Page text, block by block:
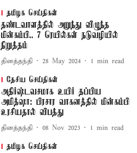
தமிழக செய்திகள்
தண்டவாளத்தில் அறுந்து விழுந்த
மின்கம்பி.. 7 ரெயில்கள் நடுவழியில்
நிறுத்தம்
தினத்தந்தி 28 May 2024 1 min read
தேசிய செய்திகள்
அதிர்ஷ்டவசமாக உயிர் தப்பிய
அமித்ஷா: பிரசார வாகனத்தில் மின்கம்பி
உரசியதால் விபத்து
தினத்தந்தி 08 Nov 2023 1 min read
தமிழக செய்திகள்